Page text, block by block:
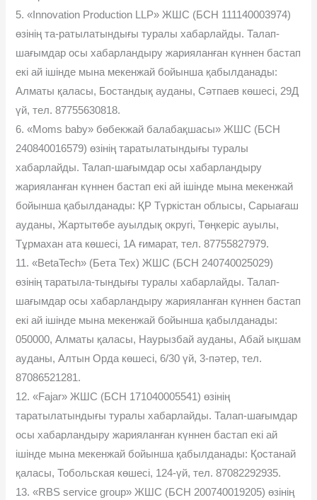
5. «Innovation Production LLP» ЖШС (БСН 111140003974)
өзінің та-ратылатындығы туралы хабарлайды. Талап-
шағымдар осы хабарландыру жарияланған күннен бастап
екі ай ішінде мына мекенжай бойынша қабылданады:
Алматы қаласы, Бостандық ауданы, Сәтпаев көшесі, 29Д
үй, тел. 87755630818.
6. «Moms baby» бөбекжай балабақшасы» ЖШС (БСН
240840016579) өзінің таратылатындығы туралы
хабарлайды. Талап-шағымдар осы хабарландыру
жарияланған күннен бастап екі ай ішінде мына мекенжай
бойынша қабылданады: ҚР Түркістан облысы, Сарыағаш
ауданы, Жартытөбе ауылдық округі, Төңкеріс ауылы,
Тұрмахан ата көшесі, 1А ғимарат, тел. 87755827979.
11. «BetaTech» (Бета Тех) ЖШС (БСН 240740025029)
өзінің таратыла-тындығы туралы хабарлайды. Талап-
шағымдар осы хабарландыру жарияланған күннен бастап
екі ай ішінде мына мекенжай бойынша қабылданады:
050000, Алматы қаласы, Наурызбай ауданы, Абай ықшам
ауданы, Алтын Орда көшесі, 6/30 үй, 3-пәтер, тел.
87086521281.
12. «Fajar» ЖШС (БСН 171040005541) өзінің
таратылатындығы туралы хабарлайды. Талап-шағымдар
осы хабарландыру жарияланған күннен бастап екі ай
ішінде мына мекенжай бойынша қабылданады: Қостанай
қаласы, Тобольская көшесі, 124-үй, тел. 87082292935.
13. «RBS service group» ЖШС (БСН 200740019205) өзінің